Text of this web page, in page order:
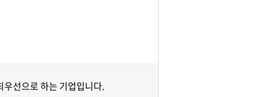
선으로 하는 기업입니다.